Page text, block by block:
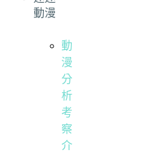
動漫
動
漫
分
析
考
察
介